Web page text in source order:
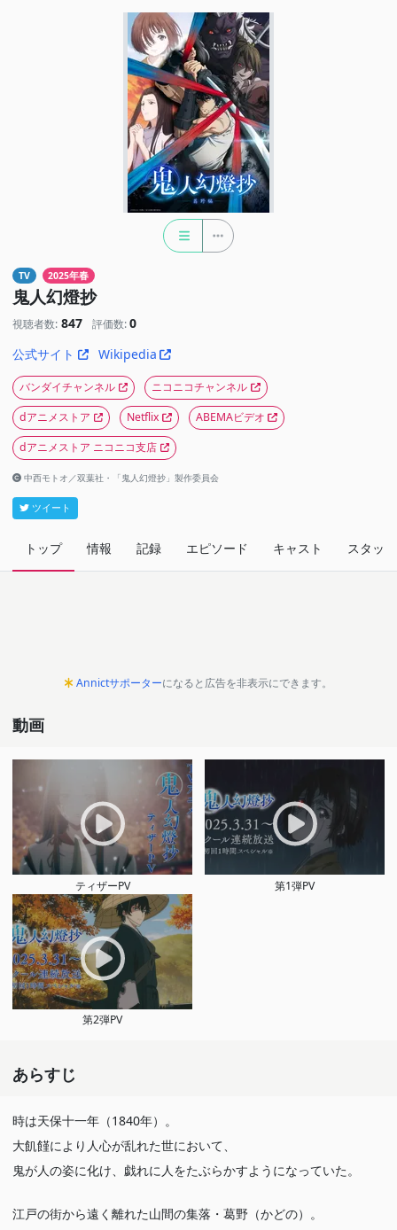
TV 2025年春
鬼人幻燈抄
視聴者数: 847 評価数: 0
公式サイト
Wikipedia
バンダイチャンネル
ニコニコチャンネル
dアニメストア
Netflix
ABEMAビデオ
dアニメストア ニコニコ支店
中西モトオ／双葉社・「鬼人幻燈抄」製作委員会
ツイート
トップ 情報 記録 エピソード キャスト スタッフ
Annictサポーターになると広告を非表示にできます。
動画
ティザーPV 第1弾PV
第2弾PV
あらすじ
時は天保十一年（1840年）。
大飢饉により人心が乱れた世において、
鬼が人の姿に化け、戯れに人をたぶらかすようになっていた。
江戸の街から遠く離れた山間の集落・葛野（かどの）。